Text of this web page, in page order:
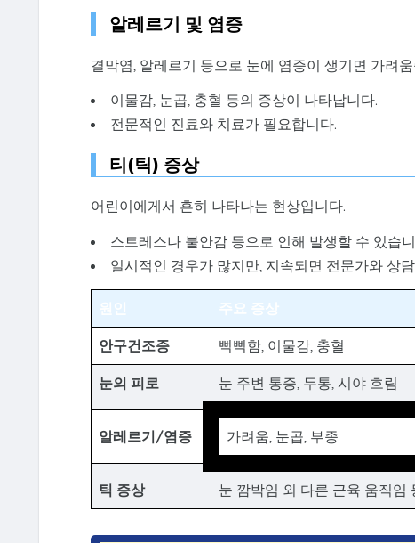
알레르기 및 염증
결막염, 알레르기 등으로 눈에 염증이 생기면 가려
이물감, 눈곱, 충혈 등의 증상이 나타납니다.
전문적인 진료와 치료가 필요합니다.
티(틱) 증상
어린이에게서 흔히 나타나는 현상입니다.
스트레스나 불안감 등으로 인해 발생할 수 있습
일시적인 경우가 많지만, 지속되면 전문가와 상
원인 주요 증상
안구건조증 뻑뻑함, 이물감, 충혈
눈의 피로 눈 주변 통증, 두통, 시야 흐림
알레르기/염증 가려움, 눈곱, 부종
틱 증상 눈 깜박임 외 다른 근육 움직임